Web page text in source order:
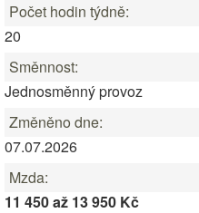
Počet hodin týdně:
20
Směnnost:
Jednosměnný provoz
Změněno dne:
07.07.2026
Mzda:
11 450 až 13 950 Kč